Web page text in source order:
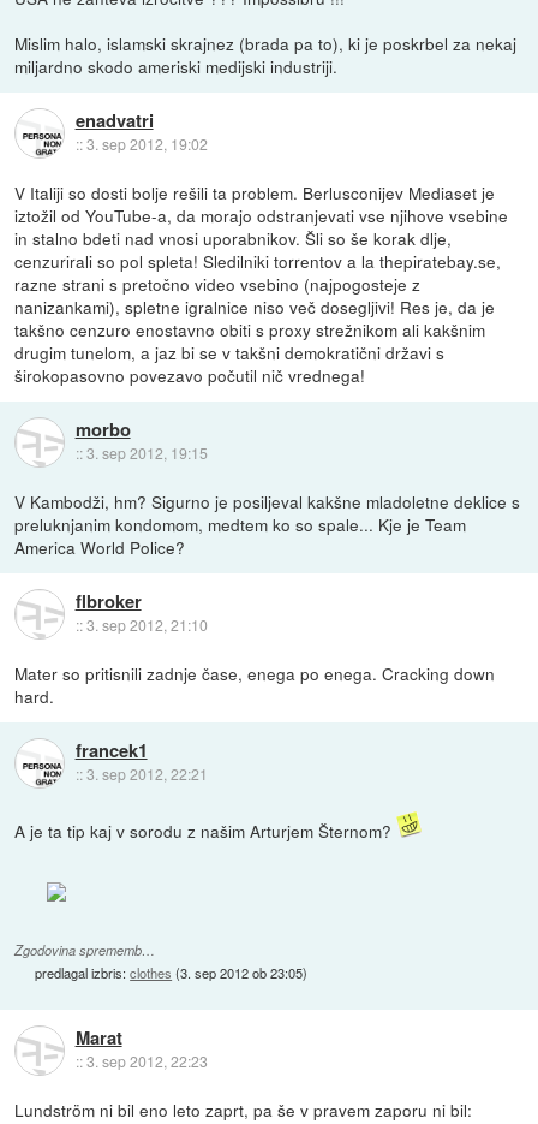
Mislim halo, islamski skrajnez (brada pa to), ki je poskrbel za nekaj
miljardno skodo ameriski medijski industriji.
enadvatri
::3. sep 2012, 19:02
V Italiji so dosti bolje rešili ta problem. Berlusconijev Mediaset je
iztožil od YouTube-a, da morajo odstranjevati vse njihove vsebine
in stalno bdeti nad vnosi uporabnikov. Šli so še korak dlje,
cenzurirali so pol spleta! Sledilniki torrentov a la thepiratebay.se,
razne strani s pretočno video vsebino (najpogosteje z
nanizankami), spletne igralnice niso več dosegljivi! Res je, da je
takšno cenzuro enostavno obiti s proxy strežnikom ali kakšnim
drugim tunelom, a jaz bi se v takšni demokratični državi s
širokopasovno povezavo počutil nič vrednega!
morbo
::3. sep 2012, 19:15
V Kambodži, hm? Sigurno je posiljeval kakšne mladoletne deklice s
preluknjanim kondomom, medtem ko so spale... Kje je Team
America World Police?
flbroker
::3. sep 2012, 21:10
Mater so pritisnili zadnje čase, enega po enega. Cracking down
hard.
francek1
::3. sep 2012, 22:21
A je ta tip kaj v sorodu z našim Arturjem Šternom?
Zgodovina sprememb…
predlagal izbris:clothes (3. sep 2012 ob 23:05)
Marat
::3. sep 2012, 22:23
Lundström ni bil eno leto zaprt, pa še v pravem zaporu ni bil: